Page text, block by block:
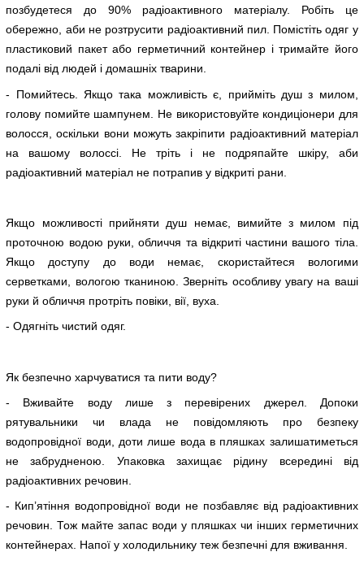
позбудетеся до 90% радіоактивного матеріалу. Робіть це
обережно, аби не розтрусити радіоактивний пил. Помістіть одяг у
пластиковий пакет або герметичний контейнер і тримайте його
подалі від людей і домашніх тварини.
- Помийтесь. Якщо така можливість є, прийміть душ з милом,
голову помийте шампунем. Не використовуйте кондиціонери для
волосся, оскільки вони можуть закріпити радіоактивний матеріал
на вашому волоссі. Не тріть і не подряпайте шкіру, аби
радіоактивний матеріал не потрапив у відкриті рани.
Якщо можливості прийняти душ немає, вимийте з милом під
проточною водою руки, обличчя та відкриті частини вашого тіла.
Якщо доступу до води немає, скористайтеся вологими
серветками, вологою тканиною. Зверніть особливу увагу на ваші
руки й обличчя протріть повіки, вії, вуха.
- Одягніть чистий одяг.
Як безпечно харчуватися та пити воду?
- Вживайте воду лише з перевірених джерел. Допоки
рятувальники чи влада не повідомляють про безпеку
водопровідної води, доти лише вода в пляшках залишатиметься
не забрудненою. Упаковка захищає рідину всередині від
радіоактивних речовин.
- Кип’ятіння водопровідної води не позбавляє від радіоактивних
речовин. Тож майте запас води у пляшках чи інших герметичних
контейнерах. Напої у холодильнику теж безпечні для вживання.